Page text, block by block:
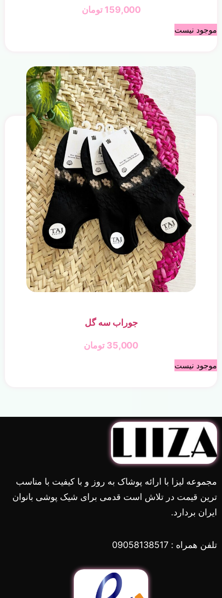
159,000 تومان
موجود نیست
جوراب سه گل
35,000 تومان
موجود نیست
مجموعه لیزا با ارائه پوشاک به روز و با کیفیت با مناسب
ترین قیمت در تلاش است قدمی برای شیک پوشی بانوان
ایران بردارد.
تلفن همراه : 09058138517